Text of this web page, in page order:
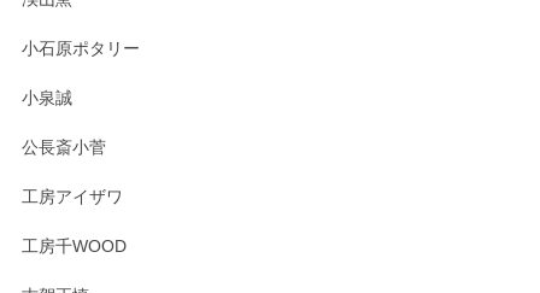
小石原ポタリー
小泉誠
公長斎小菅
工房アイザワ
工房千WOOD